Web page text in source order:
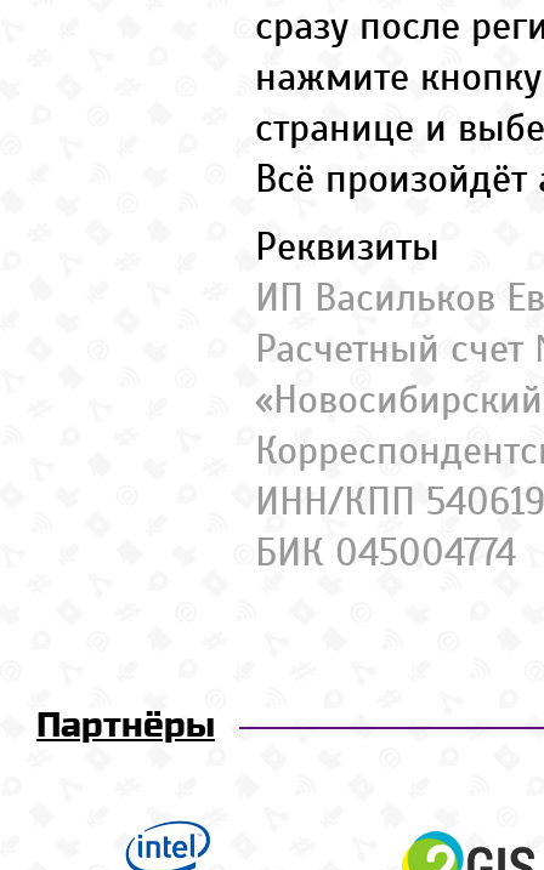
сразу после
нажмите
странице и
Всё произойдёт
Реквизиты
ИП Васильков
Расчетный
ИНН/КПП
БИК 045004774
Партнёры